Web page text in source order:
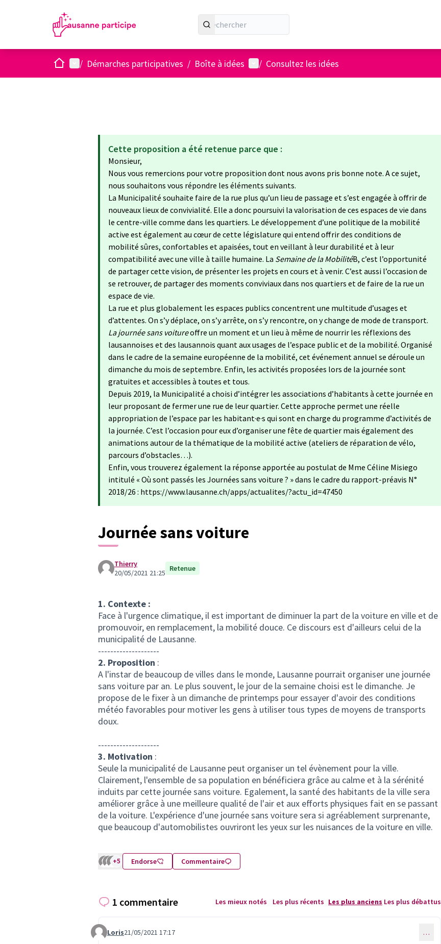
AccueilMenu principal
/ Démarches participatives / Boîte à idées Menu utilisateur
/ Consultez les idées
Cette proposition a été retenue parce que :
Monsieur,
Nous vous remercions pour votre proposition dont nous avons pris bonne note. A ce sujet,
nous souhaitons vous répondre les éléments suivants.
La Municipalité souhaite faire de la rue plus qu’un lieu de passage et s’est engagée à offrir de
nouveaux lieux de convivialité. Elle a donc poursuivi la valorisation de ces espaces de vie dans
le centre-ville comme dans les quartiers. Le développement d’une politique de la mobilité
active est également au cœur de cette législature qui entend offrir des conditions de
mobilité sûres, confortables et apaisées, tout en veillant à leur durabilité et à leur
compatibilité avec une ville à taille humaine. La Semaine de la MobilitéB, c’est l’opportunité
de partager cette vision, de présenter les projets en cours et à venir. C’est aussi l’occasion de
se retrouver, de partager des moments conviviaux dans nos quartiers et de faire de la rue un
espace de vie.
La rue et plus globalement les espaces publics concentrent une multitude d’usages et
d’attentes. On s’y déplace, on s’y arrête, on s’y rencontre, on y change de mode de transport.
La journée sans voitureoffre un moment et un lieu à même de nourrir les réflexions des
lausannoises et des lausannois quant aux usages de l’espace public et de la mobilité. Organisé
dans le cadre de la semaine européenne de la mobilité, cet événement annuel se déroule un
dimanche du mois de septembre. Enfin, les activités proposées lors de la journée sont
gratuites et accessibles à toutes et tous.
Depuis 2019, la Municipalité a choisi d’intégrer les associations d’habitants à cette journée en
leur proposant de fermer une rue de leur quartier. Cette approche permet une réelle
appropriation de l’espace par les habitant·e·s qui sont en charge du programme d’activités de
la journée. C’est l’occasion pour eux d’organiser une fête de quartier mais également des
animations autour de la thématique de la mobilité active (ateliers de réparation de vélo,
parcours d’obstacles…).
Enfin, vous trouverez également la réponse apportée au postulat de Mme Céline Misiego
intitulé « Où sont passés les Journées sans voiture ? » dans le cadre du rapport-préavis N°
2018/26 : https://www.lausanne.ch/apps/actualites/?actu_id=47450
Journée sans voiture
Thierry
20/05/2021 21:25 Retenue
1. Contexte :
Face à l'urgence climatique, il est important de diminuer la part de la voiture en ville et de
promouvoir, en remplacement, la mobilité douce. Ce discours est d'ailleurs celui de la
municipalité de Lausanne.
--------------------
2. Proposition :
A l'instar de beaucoup de villes dans le monde, Lausanne pourrait organiser une journée
sans voiture par an. Le plus souvent, le jour de la semaine choisi est le dimanche. Je
propose de le fixer à un dimanche de printemps pour essayer d'avoir des conditions
météo favorables pour motiver les gens à utiliser tous types de moyens de transports
doux.
--------------------
3. Motivation :
Seule la municipalité de Lausanne peut organiser un tel évènement pour la ville.
Clairement, l'ensemble de sa population en bénéficiera grâce au calme et à la sérénité
induits par cette journée sans voiture. Egalement, la santé des habitants de la ville sera
améliorer grâce à une meilleure qualité de l'air et aux efforts physiques fait en se passant
de la voiture. L'expérience d'une journée sans voiture sera si agréablement surprenante,
que beaucoup d'automobilistes ouvriront les yeux sur les nuisances de la voiture en ville.
+5 Endorse Commentaire
1 commentaire Les mieux notés Les plus récents Les plus anciens Les plus débattus
Commentaire 113
Loris21/05/2021 17:17 …